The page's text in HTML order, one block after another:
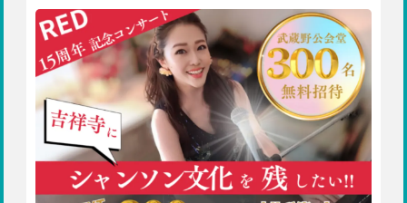
宮城
秋田
山形
福島
関東
茨城
長野
岐阜 静岡 愛知
近畿
三重 滋賀 京都 大阪
兵庫
奈良
和歌山
中国
鳥取 島根 岡山 広島 山口
四国
徳島 香川 愛媛 高知